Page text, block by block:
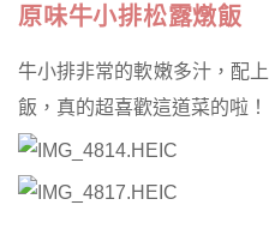
原味牛小排松露燉飯
牛小排非常的軟嫩多汁， 配
飯， 真的超喜歡這道菜的啦！